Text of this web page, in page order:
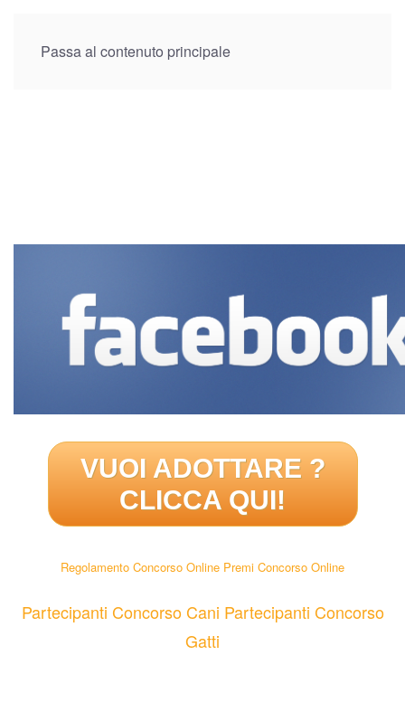
Passa al contenuto principale
VUOI ADOTTARE ?
CLICCA QUI!
Regolamento Concorso Online Premi Concorso Online
Partecipanti Concorso Cani Partecipanti Concorso
Gatti